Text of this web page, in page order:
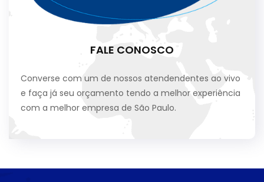
FALE CONOSCO
Converse com um de nossos atendendentes ao vivo
e faça já seu orçamento tendo a melhor experiência
com a melhor empresa de São Paulo.